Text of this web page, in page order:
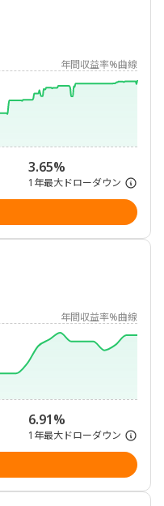
年間収益率%曲線
3.65%
1年最大ドローダウン
年間収益率%曲線
6.91%
1年最大ドローダウン